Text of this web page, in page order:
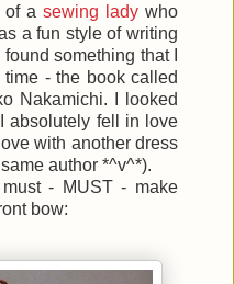
of a sewing ladywho
a fun style of writing
something that I
- the book called
Nakamichi. I looked
absolutely fell in love
with another dress
author *^v^*).
- MUST - make
bow: